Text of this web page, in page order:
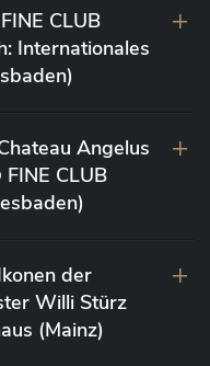
CLUB
Internationales
Angelus
CLUB
der
Willi Stürz
(Mainz)